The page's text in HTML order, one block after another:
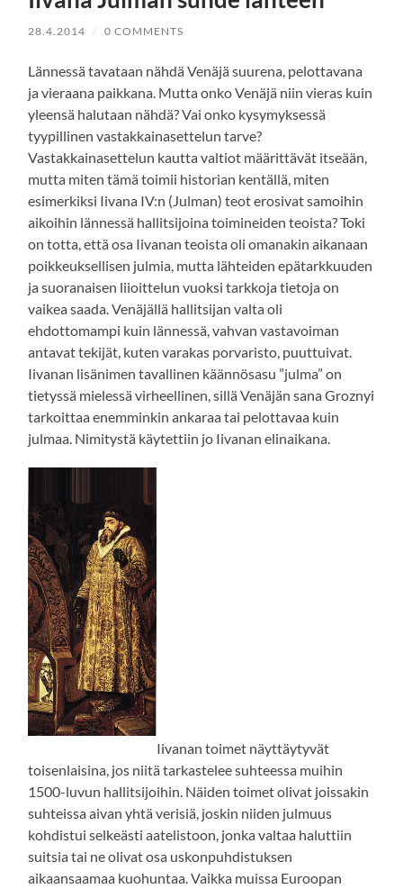
28.4.2014 / 0 COMMENTS
Lännessä tavataan nähdä Venäjä suurena, pelottavana
ja vieraana paikkana. Mutta onko Venäjä niin vieras kuin
yleensä halutaan nähdä? Vai onko kysymyksessä
tyypillinen vastakkainasettelun tarve?
Vastakkainasettelun kautta valtiot määrittävät itseään,
mutta miten tämä toimii historian kentällä, miten
esimerkiksi Iivana IV:n (Julman) teot erosivat samoihin
aikoihin lännessä hallitsijoina toimineiden teoista? Toki
on totta, että osa Iivanan teoista oli omanakin aikanaan
poikkeuksellisen julmia, mutta lähteiden epätarkkuuden
ja suoranaisen liioittelun vuoksi tarkkoja tietoja on
vaikea saada. Venäjällä hallitsijan valta oli
ehdottomampi kuin lännessä, vahvan vastavoiman
antavat tekijät, kuten varakas porvaristo, puuttuivat.
Iivanan lisänimen tavallinen käännösasu ”julma” on
tietyssä mielessä virheellinen, sillä Venäjän sana Groznyi
tarkoittaa enemminkin ankaraa tai pelottavaa kuin
julmaa. Nimitystä käytettiin jo Iivanan elinaikana.
Iivanan toimet näyttäytyvät
toisenlaisina, jos niitä tarkastelee suhteessa muihin
1500-luvun hallitsijoihin. Näiden toimet olivat joissakin
suhteissa aivan yhtä verisiä, joskin niiden julmuus
kohdistui selkeästi aatelistoon, jonka valtaa haluttiin
suitsia tai ne olivat osa uskonpuhdistuksen
aikaansaamaa kuohuntaa. Vaikka muissa Euroopan